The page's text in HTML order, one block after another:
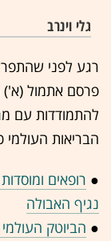
גלי וינרב
רגע לפני
פרסם אתמול (א')
להתמודדות עם
הבריאות העולמי
● רופאים
נגיף האבולה
● הביוטק